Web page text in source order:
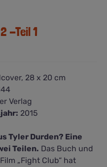
-Teil 1
28 x 20 cm
Verlag
2015
Tyler Durden? Eine
Teilen. Das Buch und
„Fight Club“ hat